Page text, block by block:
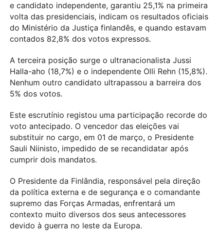
e candidato independente, garantiu 25,1% na primeira
volta das presidenciais, indicam os resultados oficiais
do Ministério da Justiça finlandês, e quando estavam
contados 82,8% dos votos expressos.
A terceira posição surge o ultranacionalista Jussi
Halla-aho (18,7%) e o independente Olli Rehn (15,8%).
Nenhum outro candidato ultrapassou a barreira dos
5% dos votos.
Este escrutínio registou uma participação recorde do
voto antecipado. O vencedor das eleições vai
substituir no cargo, em 01 de março, o Presidente
Sauli Niinisto, impedido de se recandidatar após
cumprir dois mandatos.
O Presidente da Finlândia, responsável pela direção
da política externa e de segurança e o comandante
supremo das Forças Armadas, enfrentará um
contexto muito diversos dos seus antecessores
devido à guerra no leste da Europa.